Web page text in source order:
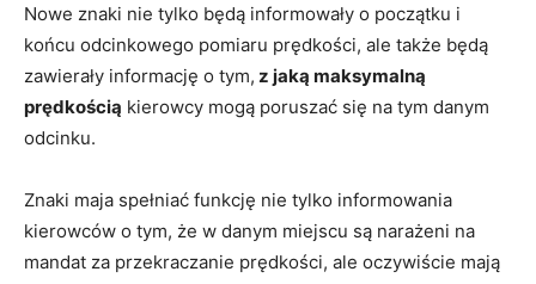
Nowe znaki nie tylko będą informowały o początku i
końcu odcinkowego pomiaru prędkości, ale także będą
zawierały informację o tym, z jaką maksymalną
prędkością kierowcy mogą poruszać się na tym danym
odcinku.
Znaki maja spełniać funkcję nie tylko informowania
kierowców o tym, że w danym miejscu są narażeni na
mandat za przekraczanie prędkości, ale oczywiście mają